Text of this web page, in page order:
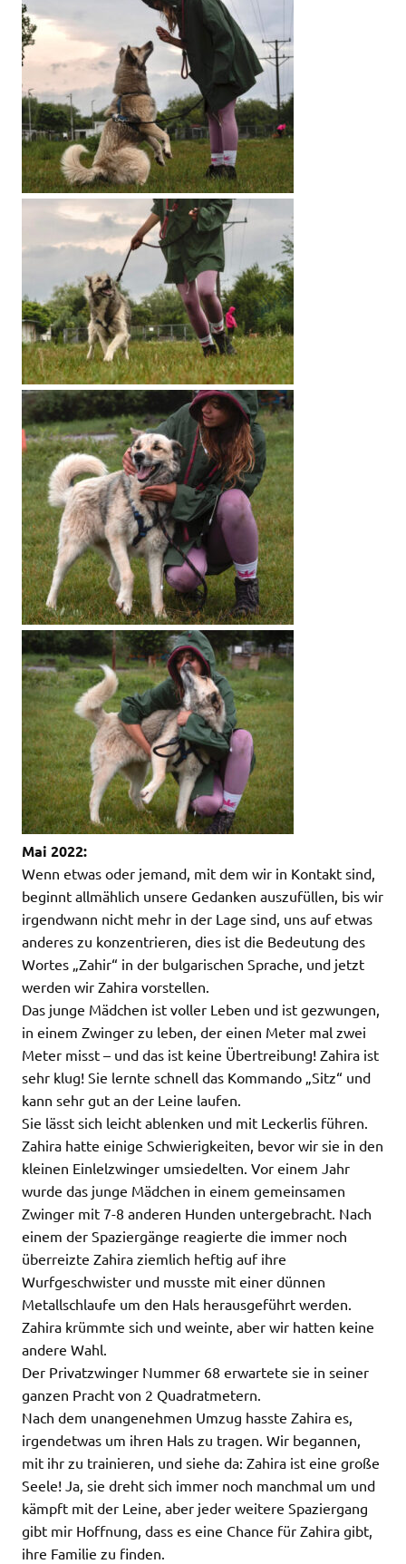
Mai 2022:
Wenn etwas oder jemand, mit dem wir in Kontakt sind,
beginnt allmählich unsere Gedanken auszufüllen, bis wir
irgendwann nicht mehr in der Lage sind, uns auf etwas
anderes zu konzentrieren, dies ist die Bedeutung des
Wortes „Zahir“ in der bulgarischen Sprache, und jetzt
werden wir Zahira vorstellen.
Das junge Mädchen ist voller Leben und ist gezwungen,
in einem Zwinger zu leben, der einen Meter mal zwei
Meter misst – und das ist keine Übertreibung! Zahira ist
sehr klug! Sie lernte schnell das Kommando „Sitz“ und
kann sehr gut an der Leine laufen.
Sie lässt sich leicht ablenken und mit Leckerlis führen.
Zahira hatte einige Schwierigkeiten, bevor wir sie in den
kleinen Einlelzwinger umsiedelten. Vor einem Jahr
wurde das junge Mädchen in einem gemeinsamen
Zwinger mit 7-8 anderen Hunden untergebracht. Nach
einem der Spaziergänge reagierte die immer noch
überreizte Zahira ziemlich heftig auf ihre
Wurfgeschwister und musste mit einer dünnen
Metallschlaufe um den Hals herausgeführt werden.
Zahira krümmte sich und weinte, aber wir hatten keine
andere Wahl.
Der Privatzwinger Nummer 68 erwartete sie in seiner
ganzen Pracht von 2 Quadratmetern.
Nach dem unangenehmen Umzug hasste Zahira es,
irgendetwas um ihren Hals zu tragen. Wir begannen,
mit ihr zu trainieren, und siehe da: Zahira ist eine große
Seele! Ja, sie dreht sich immer noch manchmal um und
kämpft mit der Leine, aber jeder weitere Spaziergang
gibt mir Hoffnung, dass es eine Chance für Zahira gibt,
ihre Familie zu finden.